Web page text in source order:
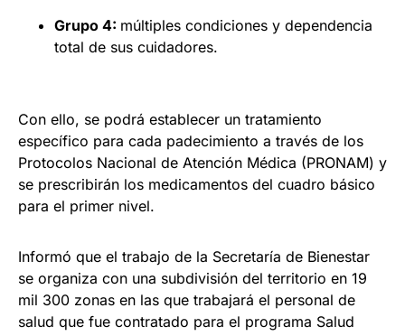
Grupo 4: múltiples condiciones y dependencia
total de sus cuidadores.
Con ello, se podrá establecer un tratamiento
específico para cada padecimiento a través de los
Protocolos Nacional de Atención Médica (PRONAM) y
se prescribirán los medicamentos del cuadro básico
para el primer nivel.
Informó que el trabajo de la Secretaría de Bienestar
se organiza con una subdivisión del territorio en 19
mil 300 zonas en las que trabajará el personal de
salud que fue contratado para el programa Salud